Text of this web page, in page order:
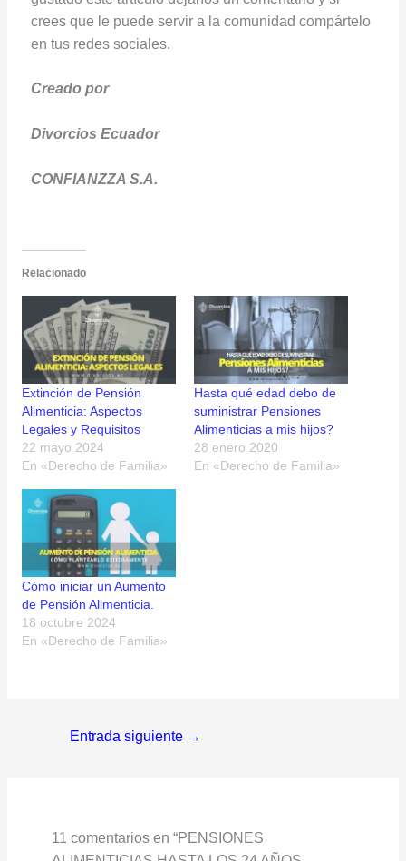
crees que le puede servir a la comunidad compártelo
en tus redes sociales.
Creado por
Divorcios Ecuador
CONFIANZZA S.A.
Relacionado
Extinción de Pensión
Alimenticia: Aspectos
Legales y Requisitos
22 mayo 2024
En «Derecho de Familia»
Hasta qué edad debo de
suministrar Pensiones
Alimenticias a mis hijos?
28 enero 2020
En «Derecho de Familia»
Cómo iniciar un Aumento
de Pensión Alimenticia.
18 octubre 2024
En «Derecho de Familia»
Entrada siguiente →
11 comentarios en “PENSIONES